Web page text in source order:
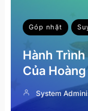
Góp nhặt
Hành
Của
System